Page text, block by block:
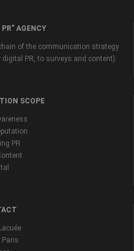
AGENCY
of the communication strategy
PR, to surveys and content).
SCOPE
PR